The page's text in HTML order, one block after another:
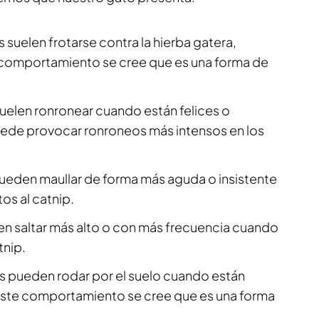
suelen frotarse contra la hierba gatera,
se cree que es una forma de
ronronear cuando están felices o
provocar ronroneos más intensos en los
maullar de forma más aguda o insistente
al catnip.
saltar más alto o con más frecuencia cuando
pueden rodar por el suelo cuando están
comportamiento se cree que es una forma